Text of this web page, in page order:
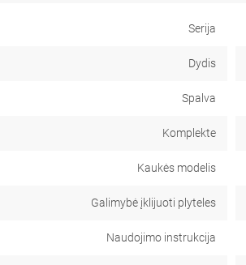
Serija
Dydis
Spalva
Komplekte
Kaukės modelis
Galimybė įklijuoti plyteles
Naudojimo instrukcija